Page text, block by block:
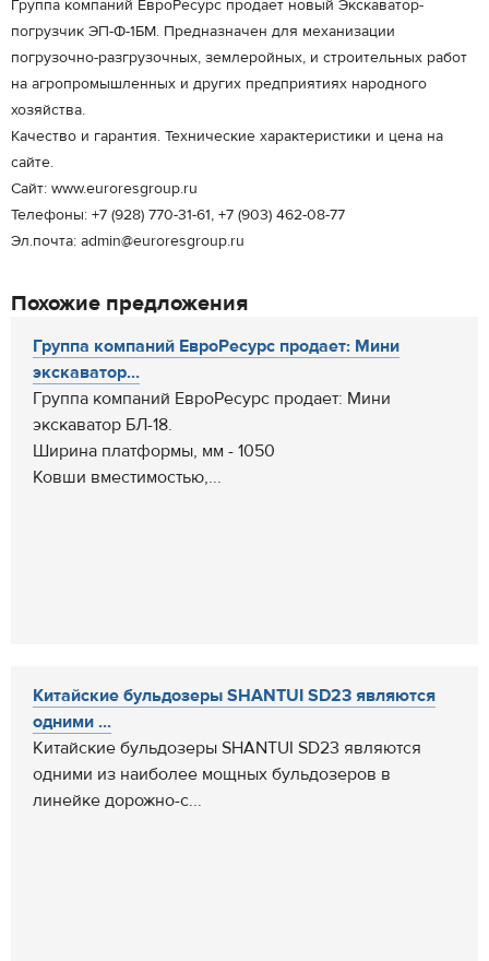
Группа компаний ЕвроРесурс продает новый Экскаватор-
погрузчик ЭП-Ф-1БМ. Предназначен для механизации
погрузочно-разгрузочных, землеройных, и строительных работ
на агропромышленных и других предприятиях народного
хозяйства.
Качество и гарантия. Технические характеристики и цена на
сайте.
Сайт: www.euroresgroup.ru
Телефоны: +7 (928) 770-31-61, +7 (903) 462-08-77
Эл.почта: admin@euroresgroup.ru
Похожие предложения
Группа компаний ЕвроРесурс продает: Мини
экскаватор...
Группа компаний ЕвроРесурс продает: Мини
экскаватор БЛ-18.
Ширина платформы, мм - 1050
Ковши вместимостью,...
Китайские бульдозеры SHANTUI SD23 являются
одними ...
Китайские бульдозеры SHANTUI SD23 являются
одними из наиболее мощных бульдозеров в
линейке дорожно-с...